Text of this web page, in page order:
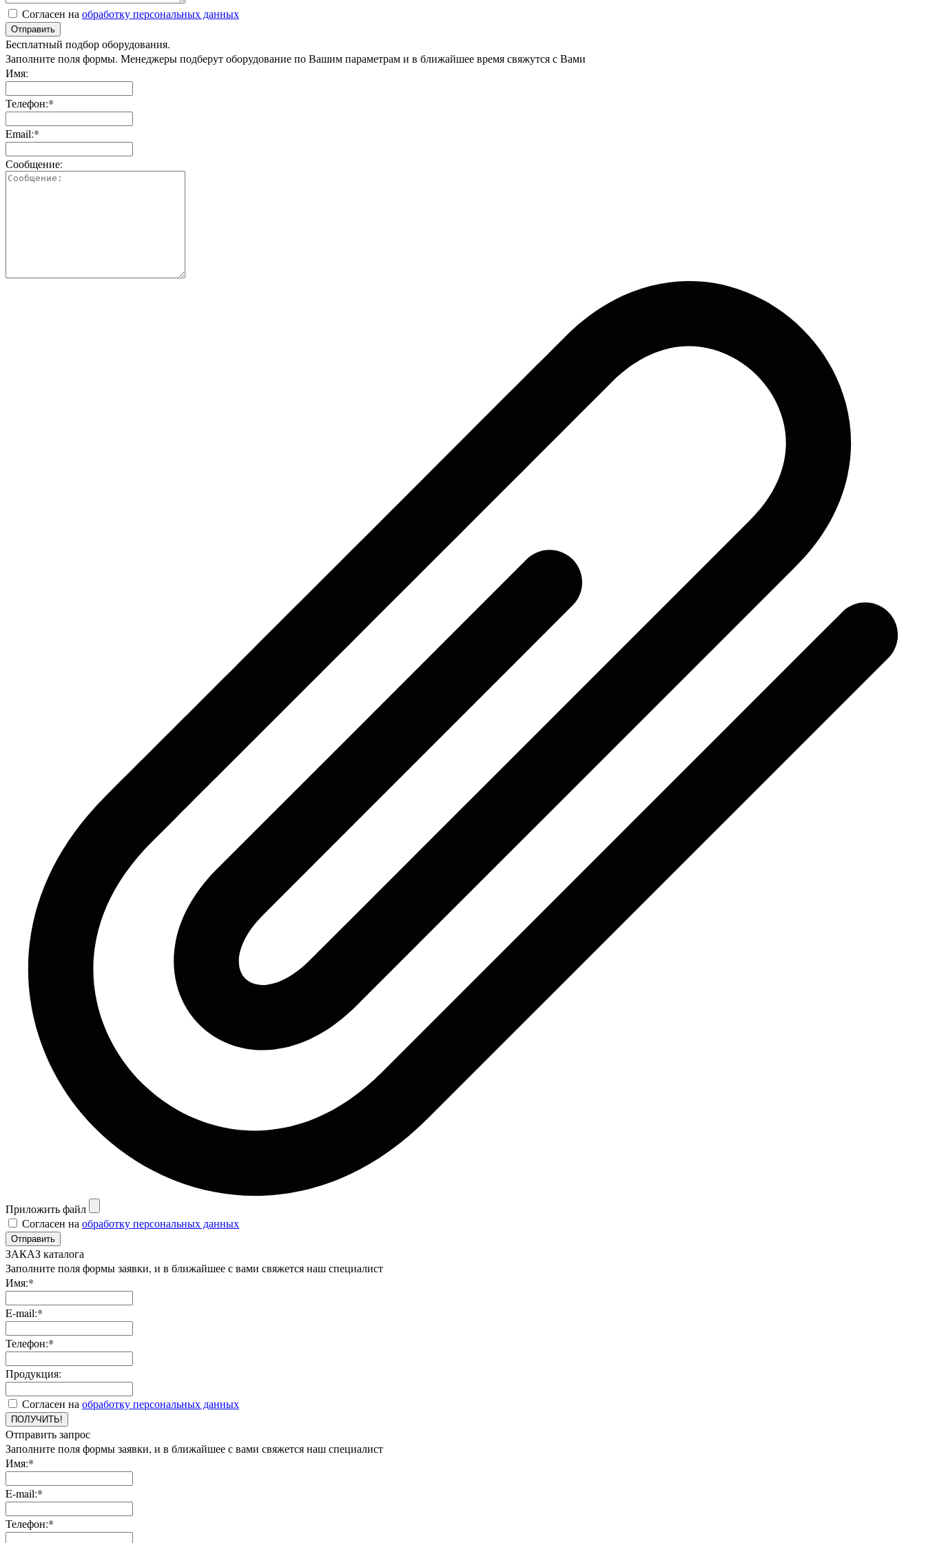
Согласен на обработку персональных данных
Отправить
Бесплатный подбор оборудования.
Заполните поля формы. Менеджеры подберут оборудование по Вашим параметрам и в ближайшее время свяжутся с Вами
Имя:
Телефон:*
Email:*
Сообщение:
Приложить файл
Согласен на обработку персональных данных
Отправить
ЗАКАЗ каталога
Заполните поля формы заявки, и в ближайшее с вами свяжется наш специалист
Имя:*
E-mail:*
Телефон:*
Продукция:
Согласен на обработку персональных данных
ПОЛУЧИТЬ!
Отправить запрос
Заполните поля формы заявки, и в ближайшее с вами свяжется наш специалист
Имя:*
E-mail:*
Телефон:*